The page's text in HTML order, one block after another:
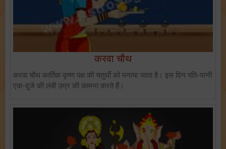
करवा चौथ
करवा चौथ कार्तिक कृष्ण पक्ष की चतुर्थी को मनाया जाता है। इस दिन पति-पत्नी
एक-दूजे की लंबी उम्र की कामना करते हैं।